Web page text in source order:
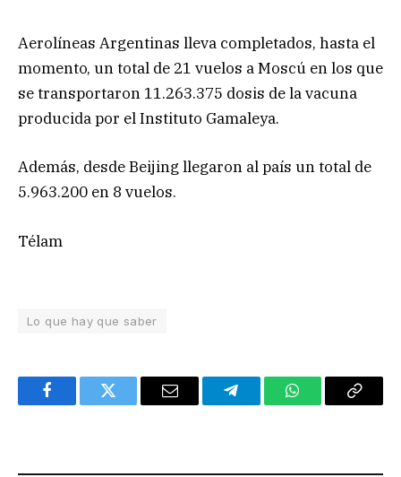
Aerolíneas Argentinas lleva completados, hasta el
momento, un total de 21 vuelos a Moscú en los que
se transportaron 11.263.375 dosis de la vacuna
producida por el Instituto Gamaleya.
Además, desde Beijing llegaron al país un total de
5.963.200 en 8 vuelos.
Télam
Lo que hay que saber
FacebookTwitter Email TelegramWhatsAppCopy